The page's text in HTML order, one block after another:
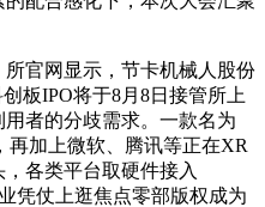
官网显示，节卡机械人股份
板IPO将于8月8日接管所上
者的分歧需求。一款名为
加上微软、腾讯等正在XR
各类平台取硬件接入
凭仗上逛焦点零部版权成为